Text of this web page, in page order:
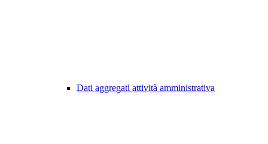
Dati aggregati attività amministrativa